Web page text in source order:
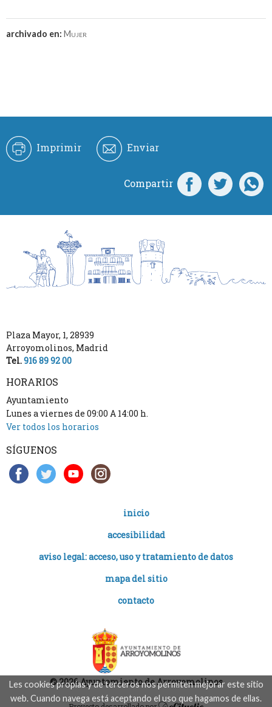
Les cookies propias y de terceros nos permiten mejorar este sitio
web. Cuando navega está aceptando el uso que hagamos de ellas.
archivado en: Mujer
Imprimir Enviar
Compartir
Plaza Mayor, 1, 28939
Arroyomolinos, Madrid
Tel.916 89 92 00
HORARIOS
Ayuntamiento
Lunes a viernes de 09:00 A 14:00 h.
Ver todos los horarios
SÍGUENOS
inicio
accesibilidad
aviso legal: acceso, uso y tratamiento de datos
mapa del sitio
contacto
© 2026 Ayuntamiento de Arroyomolinos